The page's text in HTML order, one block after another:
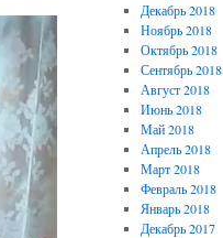
Декабрь 2018
Ноябрь 2018
Октябрь 2018
Сентябрь 2018
Август 2018
Июнь 2018
Май 2018
Апрель 2018
Март 2018
Февраль 2018
Январь 2018
Декабрь 2017